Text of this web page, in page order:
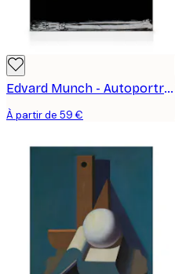
Edvard Munch - Autoportrait Toile
À partir de 59 €